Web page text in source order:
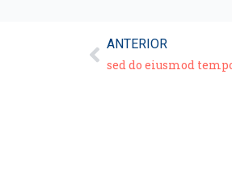
ANTERIOR
sed do eiusmod